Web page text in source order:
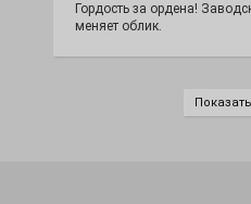
Гордость за ордена!
меняет облик.